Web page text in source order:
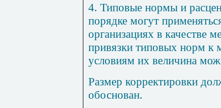
4. Типовые нормы и
порядке могут
организациях в качестве
привязки типовых норм к
условиям их величина
Размер корректировки д
обоснован.